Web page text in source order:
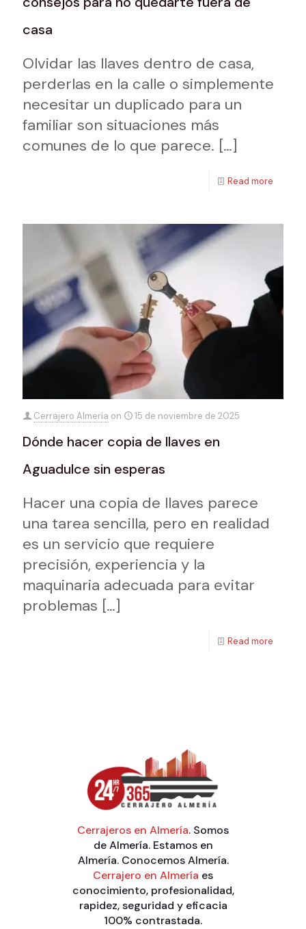
casa
Olvidar las llaves dentro de casa,
perderlas en la calle o simplemente
necesitar un duplicado para un
familiar son situaciones más
comunes de lo que parece. […]
Read more
Cerrajero Almería on 15 de noviembre de 2025
Dónde hacer copia de llaves en
Aguadulce sin esperas
Hacer una copia de llaves parece
una tarea sencilla, pero en realidad
es un servicio que requiere
precisión, experiencia y la
maquinaria adecuada para evitar
problemas […]
Read more
Cerrajeros en Almería. Somos
de Almería. Estamos en
Almería. Conocemos Almería.
Cerrajero en Almería es
conocimiento, profesionalidad,
rapidez, seguridad y eficacia
100% contrastada.